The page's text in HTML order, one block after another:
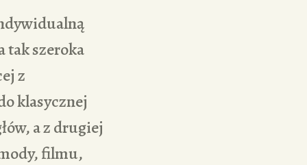
tak szeroka
z
klasycznej
a z drugiej
filmu,